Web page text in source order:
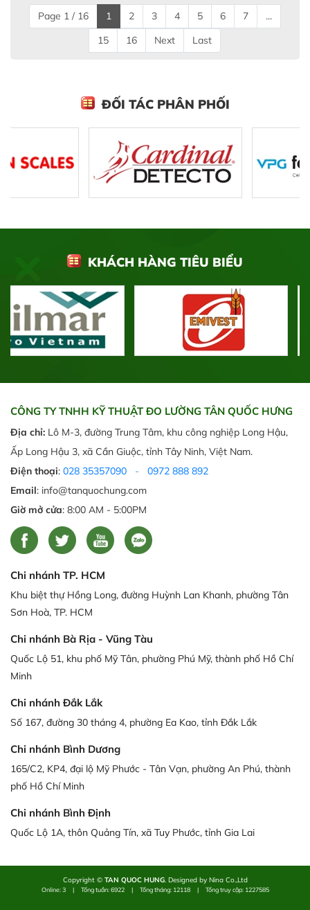
Page 1 / 16 1 2 3 4 5 6 7
...
15
16 Next Last
ĐỐI TÁC PHÂN PHỐI
KHÁCH HÀNG TIÊU BIỂU
CÔNG TY TNHH KỸ THUẬT ĐO LƯỜNG TÂN QUỐC HƯNG
Địa chỉ: Lô M-3, đường Trung Tâm, khu công nghiệp Long Hậu,
Ấp Long Hậu 3, xã Cần Giuộc, tỉnh Tây Ninh, Việt Nam.
Điện thoại: 028 35357090 -
0972 888 892
Email: info@tanquochung.com
Giờ mở cửa: 8:00 AM - 5:00PM
Chi nhánh TP. HCM
Khu biệt thự Hồng Long, đường Huỳnh Lan Khanh, phường Tân
Sơn Hoà, TP. HCM
Chi nhánh Bà Rịa - Vũng Tàu
Quốc Lộ 51, khu phố Mỹ Tân, phường Phú Mỹ, thành phố Hồ Chí
Minh
Chi nhánh Đắk Lắk
Số 167, đường 30 tháng 4, phường Ea Kao, tỉnh Đắk Lắk
Chi nhánh Bình Dương
165/C2, KP4, đại lộ Mỹ Phước - Tân Vạn, phường An Phú, thành
phố Hồ Chí Minh
Chi nhánh Bình Định
Quốc Lộ 1A, thôn Quảng Tín, xã Tuy Phước, tỉnh Gia Lai
Copyright © TAN QUOC HUNG. Designed by Nina Co.,Ltd
Online: 3 | Tổng tuần: 6922 | Tổng tháng: 12118 | Tổng truy cập: 1227585